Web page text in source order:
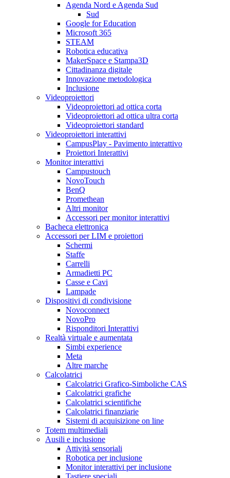
Agenda Nord e Agenda Sud
Sud
Google for Education
Microsoft 365
STEAM
Robotica educativa
MakerSpace e Stampa3D
Cittadinanza digitale
Innovazione metodologica
Inclusione
Videoproiettori
Videoproiettori ad ottica corta
Videoproiettori ad ottica ultra corta
Videoproiettori standard
Videoproiettori interattivi
CampusPlay - Pavimento interattivo
Proiettori Interattivi
Monitor interattivi
Campustouch
NovoTouch
BenQ
Promethean
Altri monitor
Accessori per monitor interattivi
Bacheca elettronica
Accessori per LIM e proiettori
Schermi
Staffe
Carrelli
Armadietti PC
Casse e Cavi
Lampade
Dispositivi di condivisione
Novoconnect
NovoPro
Risponditori Interattivi
Realtà virtuale e aumentata
Simbi experience
Meta
Altre marche
Calcolatrici
Calcolatrici Grafico-Simboliche CAS
Calcolatrici grafiche
Calcolatrici scientifiche
Calcolatrici finanziarie
Sistemi di acquisizione on line
Totem multimediali
Ausili e inclusione
Attività sensoriali
Robotica per inclusione
Monitor interattivi per inclusione
Tastiere speciali